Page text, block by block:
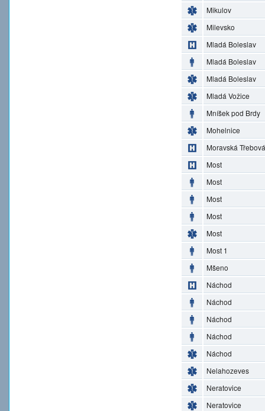
Mikulov
Milevsko
Mladá Boleslav
Mladá Boleslav
Mladá Boleslav
Mladá Vožice
Mníšek pod Brdy
Mohelnice
Moravská Třebová
Most
Most
Most
Most
Most
Most 1
Mšeno
Náchod
Náchod
Náchod
Náchod
Náchod
Nelahozeves
Neratovice
Neratovice